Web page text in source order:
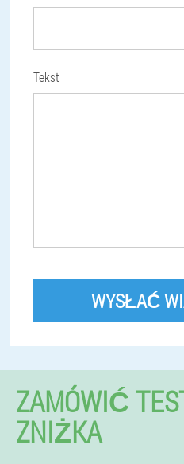
Tekst
WYSŁAĆ
ZAMÓWIĆ
ZNIŻKA